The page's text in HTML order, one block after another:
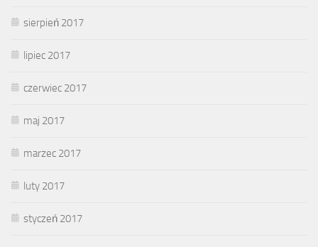
sierpień 2017
lipiec 2017
czerwiec 2017
maj 2017
marzec 2017
luty 2017
styczeń 2017